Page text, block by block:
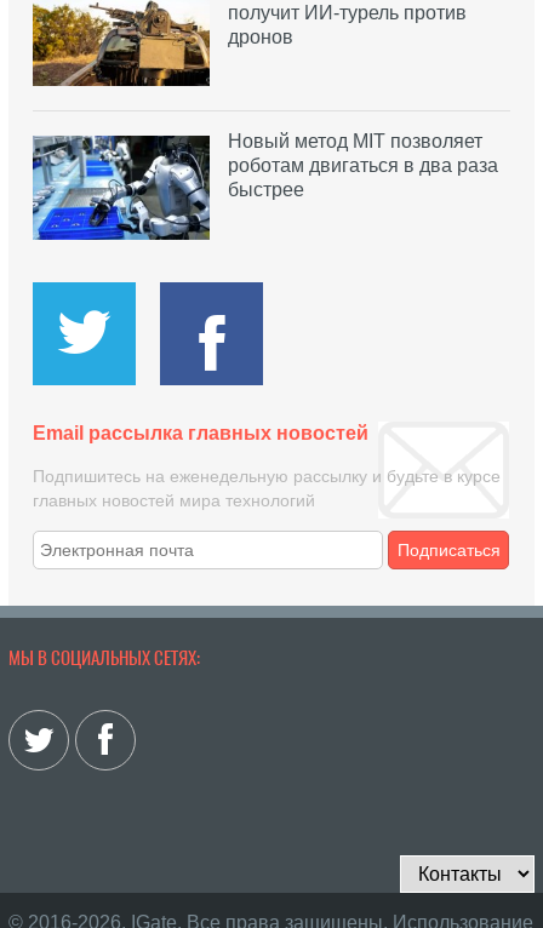
получит ИИ-турель против
дронов
Новый метод MIT позволяет
роботам двигаться в два раза
быстрее
Email рассылка главных новостей
Подпишитесь на еженедельную рассылку и будьте в курсе
главных новостей мира технологий
Подписаться
МЫ В СОЦИАЛЬНЫХ СЕТЯХ:
© 2016-2026, IGate. Все права защищены. Использование